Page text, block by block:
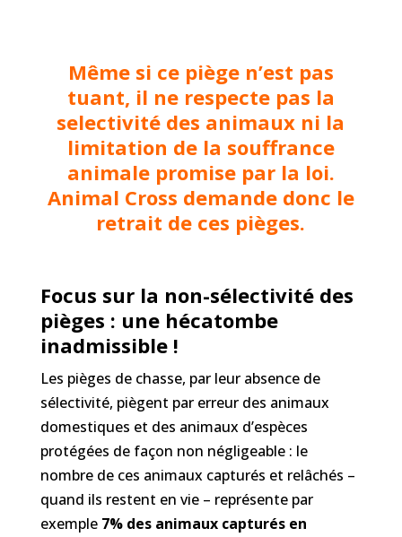
Même si ce piège n’est pas
tuant, il ne respecte pas la
selectivité des animaux ni la
limitation de la souffrance
animale promise par la loi.
Animal Cross demande donc le
retrait de ces pièges.
Focus sur la non-sélectivité des
pièges : une hécatombe
inadmissible !
Les pièges de chasse, par leur absence de
sélectivité, piègent par erreur des animaux
domestiques et des animaux d’espèces
protégées de façon non négligeable : le
nombre de ces animaux capturés et relâchés –
quand ils restent en vie – représente par
exemple 7% des animaux capturés en